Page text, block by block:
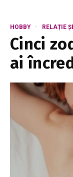
HOBBY RELAȚIE
Cinci
ai